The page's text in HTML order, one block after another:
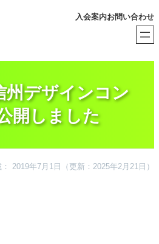
入会案内お問い合わせ
州デザインコン
開しました
2019年7月1日 （更新：2025年2月21日）